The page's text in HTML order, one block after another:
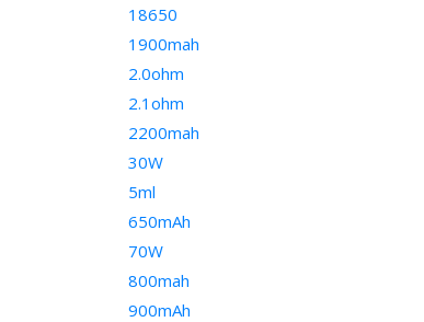
18650
1900mah
2.0ohm
2.1ohm
2200mah
30W
5ml
650mAh
70W
800mah
900mAh